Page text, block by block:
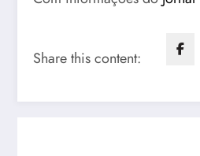
Share this content: